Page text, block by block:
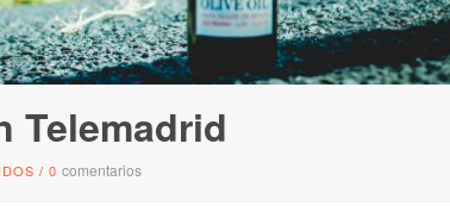
Telemadrid
/ 0 comentarios